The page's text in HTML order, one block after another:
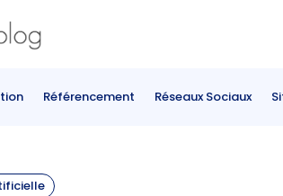
Référencement Réseaux Sociaux